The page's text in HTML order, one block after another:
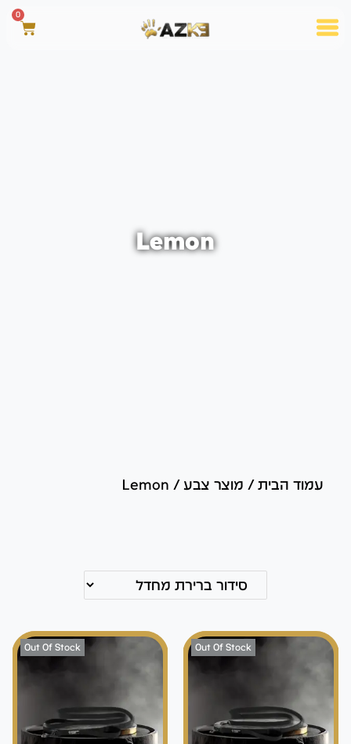
0
Lemon
עמוד הבית / מוצר צבע /
Lemon
Out Of Stock
Out Of Stock